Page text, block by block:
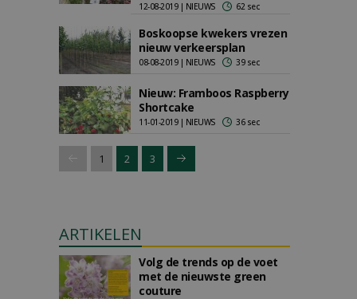
12-08-2019 | NIEUWS 62 sec
Boskoopse kwekers vrezen
nieuw verkeersplan
08-08-2019 | NIEUWS 39 sec
Nieuw: Framboos Raspberry
Shortcake
11-01-2019 | NIEUWS 36 sec
1 2 3
ARTIKELEN
Volg de trends op de voet
met de nieuwste green
couture